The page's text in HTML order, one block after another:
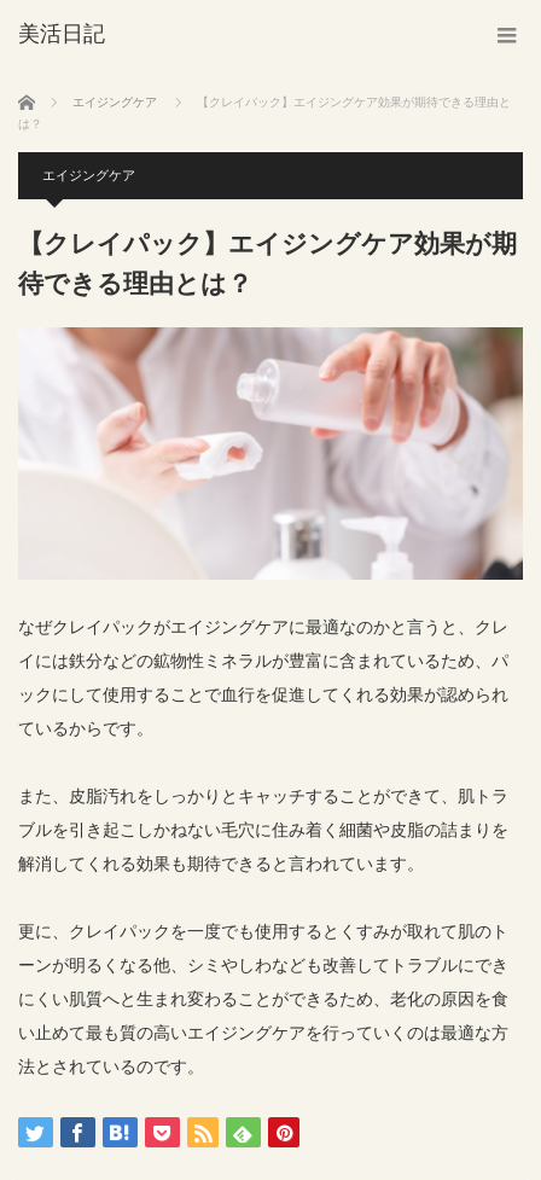
美活日記
ホーム エイジングケア
【クレイパック】エイジングケア効果が期待できる理由と
は？
エイジングケア
【クレイパック】エイジングケア効果が期
待できる理由とは？
なぜクレイパックがエイジングケアに最適なのかと言うと、クレ
イには鉄分などの鉱物性ミネラルが豊富に含まれているため、パ
ックにして使用することで血行を促進してくれる効果が認められ
ているからです。
また、皮脂汚れをしっかりとキャッチすることができて、肌トラ
ブルを引き起こしかねない毛穴に住み着く細菌や皮脂の詰まりを
解消してくれる効果も期待できると言われています。
更に、クレイパックを一度でも使用するとくすみが取れて肌のト
ーンが明るくなる他、シミやしわなども改善してトラブルにでき
にくい肌質へと生まれ変わることができるため、老化の原因を食
い止めて最も質の高いエイジングケアを行っていくのは最適な方
法とされているのです。